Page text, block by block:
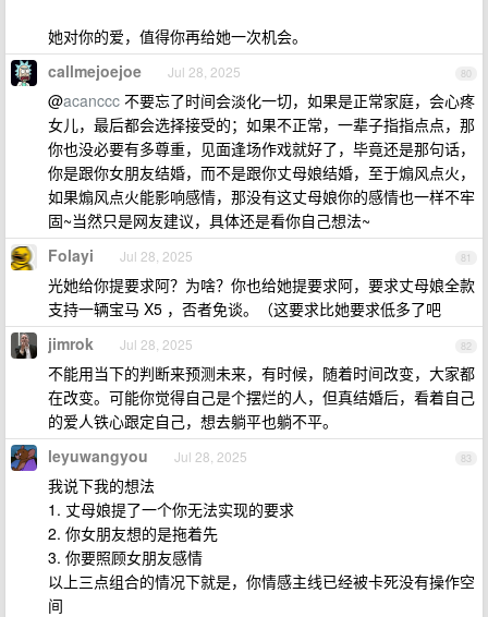
她对你的爱，值得你再给她一次机会。
80
callmejoejoe Jul 28, 2025
@acanccc 不要忘了时间会淡化一切，如果是正常家庭，会心疼
女儿，最后都会选择接受的；如果不正常，一辈子指指点点，那
你也没必要有多尊重，见面逢场作戏就好了，毕竟还是那句话，
你是跟你女朋友结婚，而不是跟你丈母娘结婚，至于煽风点火，
如果煽风点火能影响感情，那没有这丈母娘你的感情也一样不牢
固~当然只是网友建议，具体还是看你自己想法~
81
Folayi Jul 28, 2025
光她给你提要求阿？为啥？你也给她提要求阿，要求丈母娘全款
支持一辆宝马 X5 ，否者免谈。（这要求比她要求低多了吧
82
jimrok Jul 28, 2025
不能用当下的判断来预测未来，有时候，随着时间改变，大家都
在改变。可能你觉得自己是个摆烂的人，但真结婚后，看着自己
的爱人铁心跟定自己，想去躺平也躺不平。
83
leyuwangyou Jul 28, 2025
我说下我的想法
1. 丈母娘提了一个你无法实现的要求
2. 你女朋友想的是拖着先
3. 你要照顾女朋友感情
以上三点组合的情况下就是，你情感主线已经被卡死没有操作空
间